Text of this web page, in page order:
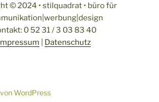
© 2024 • stilquadrat • büro für
0 52 31 / 3 03 83 40
Datenschutz
WordPress